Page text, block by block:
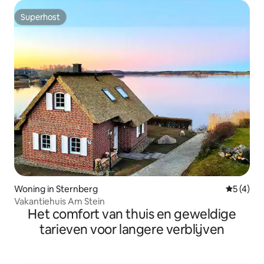
Superhost
Superhost
Woning in Sternberg
5 (4)
Vakantiehuis Am Stein
Het comfort van thuis en geweldige
tarieven voor langere verblijven